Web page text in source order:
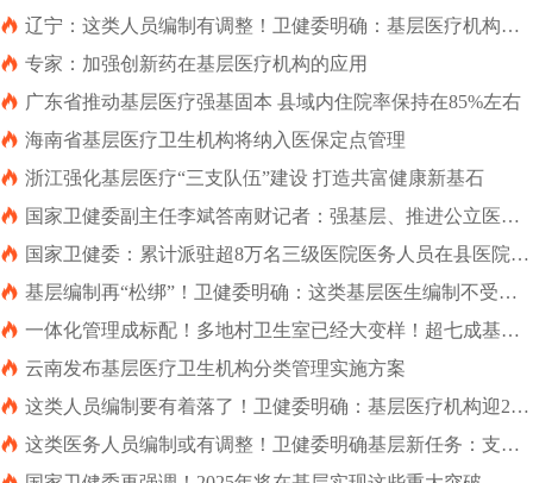
病更放心
 辽宁：这类人员编制有调整！卫健委明确：基层医疗机构迎
10项重要任务
 专家：加强创新药在基层医疗机构的应用
 广东省推动基层医疗强基固本 县域内住院率保持在85%左右
 海南省基层医疗卫生机构将纳入医保定点管理
 浙江强化基层医疗“三支队伍”建设 打造共富健康新基石
 国家卫健委副主任李斌答南财记者：强基层、推进公立医院
高质量发展，方便群众就近看好病
 国家卫健委：累计派驻超8万名三级医院医务人员在县医院支
持工作
 基层编制再“松绑”！卫健委明确：这类基层医生编制不受
限，待遇保障升级
 一体化管理成标配！多地村卫生室已经大变样！超七成基层
医疗机构达基本标准
 云南发布基层医疗卫生机构分类管理实施方案
 这类人员编制要有着落了！卫健委明确：基层医疗机构迎23
项重要任务
 这类医务人员编制或有调整！卫健委明确基层新任务：支持
年薪制，开展“潮汐式”医疗援助